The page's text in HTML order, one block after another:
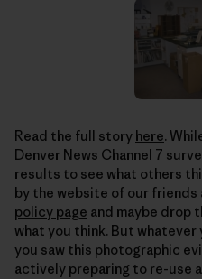
Read the full story here.
Denver News Channel 7
results to see what others
by the website of our friends
policy page and maybe drop
what you think. But
you saw this photographic
actively preparing to re-use